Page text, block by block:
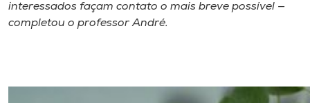
interessados façam contato o mais breve possível —
completou o professor André.